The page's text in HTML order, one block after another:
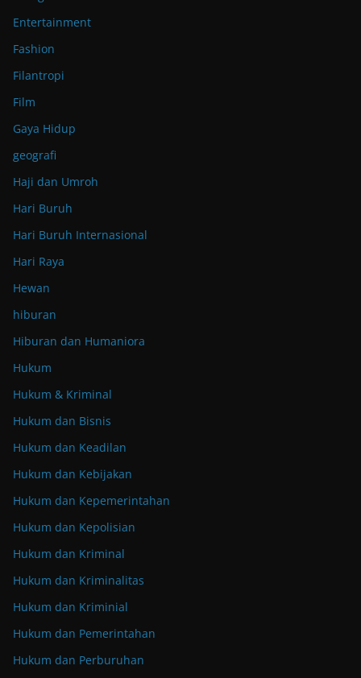
Entertainment
Fashion
Filantropi
Film
Gaya Hidup
geografi
Haji dan Umroh
Hari Buruh
Hari Buruh Internasional
Hari Raya
Hewan
hiburan
Hiburan dan Humaniora
Hukum
Hukum & Kriminal
Hukum dan Bisnis
Hukum dan Keadilan
Hukum dan Kebijakan
Hukum dan Kepemerintahan
Hukum dan Kepolisian
Hukum dan Kriminal
Hukum dan Kriminalitas
Hukum dan Kriminial
Hukum dan Pemerintahan
Hukum dan Perburuhan